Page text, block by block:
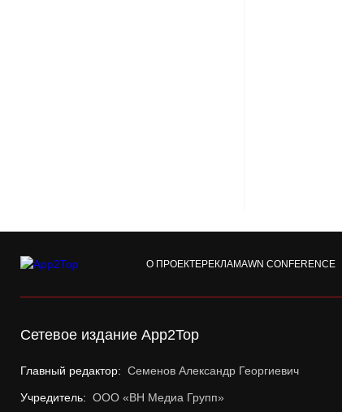
О ПРОЕКТЕРЕКЛАМАWN CONFERENCE
Сетевое издание App2Top
Главный редактор: Семенов Александр Георгиевич
Учредитель: ООО «ВН Медиа Групп»